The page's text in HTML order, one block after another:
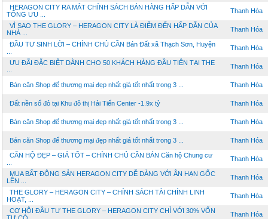
HERAGON CITY RA MẮT CHÍNH SÁCH BÁN HÀNG HẤP DẪN VỚI
TỔNG ƯU ...
Thanh Hóa
VÌ SAO THE GLORY – HERAGON CITY LÀ ĐIỂM ĐẾN HẤP DẪN CỦA
NHÀ ...
Thanh Hóa
ĐẦU TƯ SINH LỜI – CHÍNH CHỦ CẦN Bán Đất xã Thạch Sơn, Huyện
Thanh Hóa
ƯU ĐÃI ĐẶC BIỆT DÀNH CHO 50 KHÁCH HÀNG ĐẦU TIÊN TẠI THE
Thanh Hóa
Bán căn Shop đế thương mại đẹp nhất giá tốt nhất trong 3 ... Thanh Hóa
Đất nền sổ đỏ tại Khu đô thị Hải Tiến Center -1.9x tỷ Thanh Hóa
Bán căn Shop đế thương mại đẹp nhất giá tốt nhất trong 3 ... Thanh Hóa
Bán căn Shop đế thương mại đẹp nhất giá tốt nhất trong 3 ... Thanh Hóa
CĂN HỘ ĐẸP – GIÁ TỐT – CHÍNH CHỦ CẦN BÁN Căn hộ Chung cư
Thanh Hóa
MUA BẤT ĐỘNG SẢN HERAGON CITY DỄ DÀNG VỚI ÂN HẠN GỐC
LÊN ...
Thanh Hóa
THE GLORY – HERAGON CITY – CHÍNH SÁCH TÀI CHÍNH LINH
HOẠT, ...
Thanh Hóa
CƠ HỘI ĐẦU TƯ THE GLORY – HERAGON CITY CHỈ VỚI 30% VỐN
Thanh Hóa